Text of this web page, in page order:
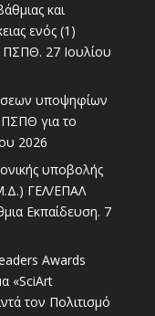
και
ενός (1)
ΠΣΠΘ. 27 Ιουλίου
υποψηφίων
για το
2026
υποβολής
ΓΕΛ/ΕΠΑΛ
Εκπαίδευση. 7
Awards
«SciArt
τον Πολιτισμό